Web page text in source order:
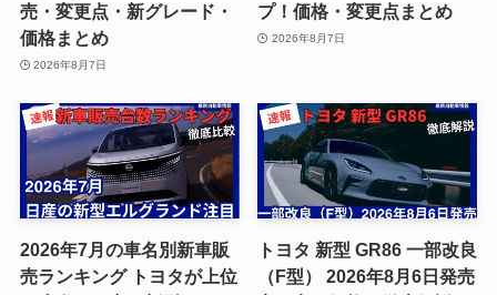
売・変更点・新グレード・
価格まとめ
2026年8月7日
プ！価格・変更点まとめ
2026年8月7日
2026年7月の車名別新車販
売ランキング トヨタが上位
トヨタ 新型 GR86 一部改良
（F型） 2026年8月6日発売